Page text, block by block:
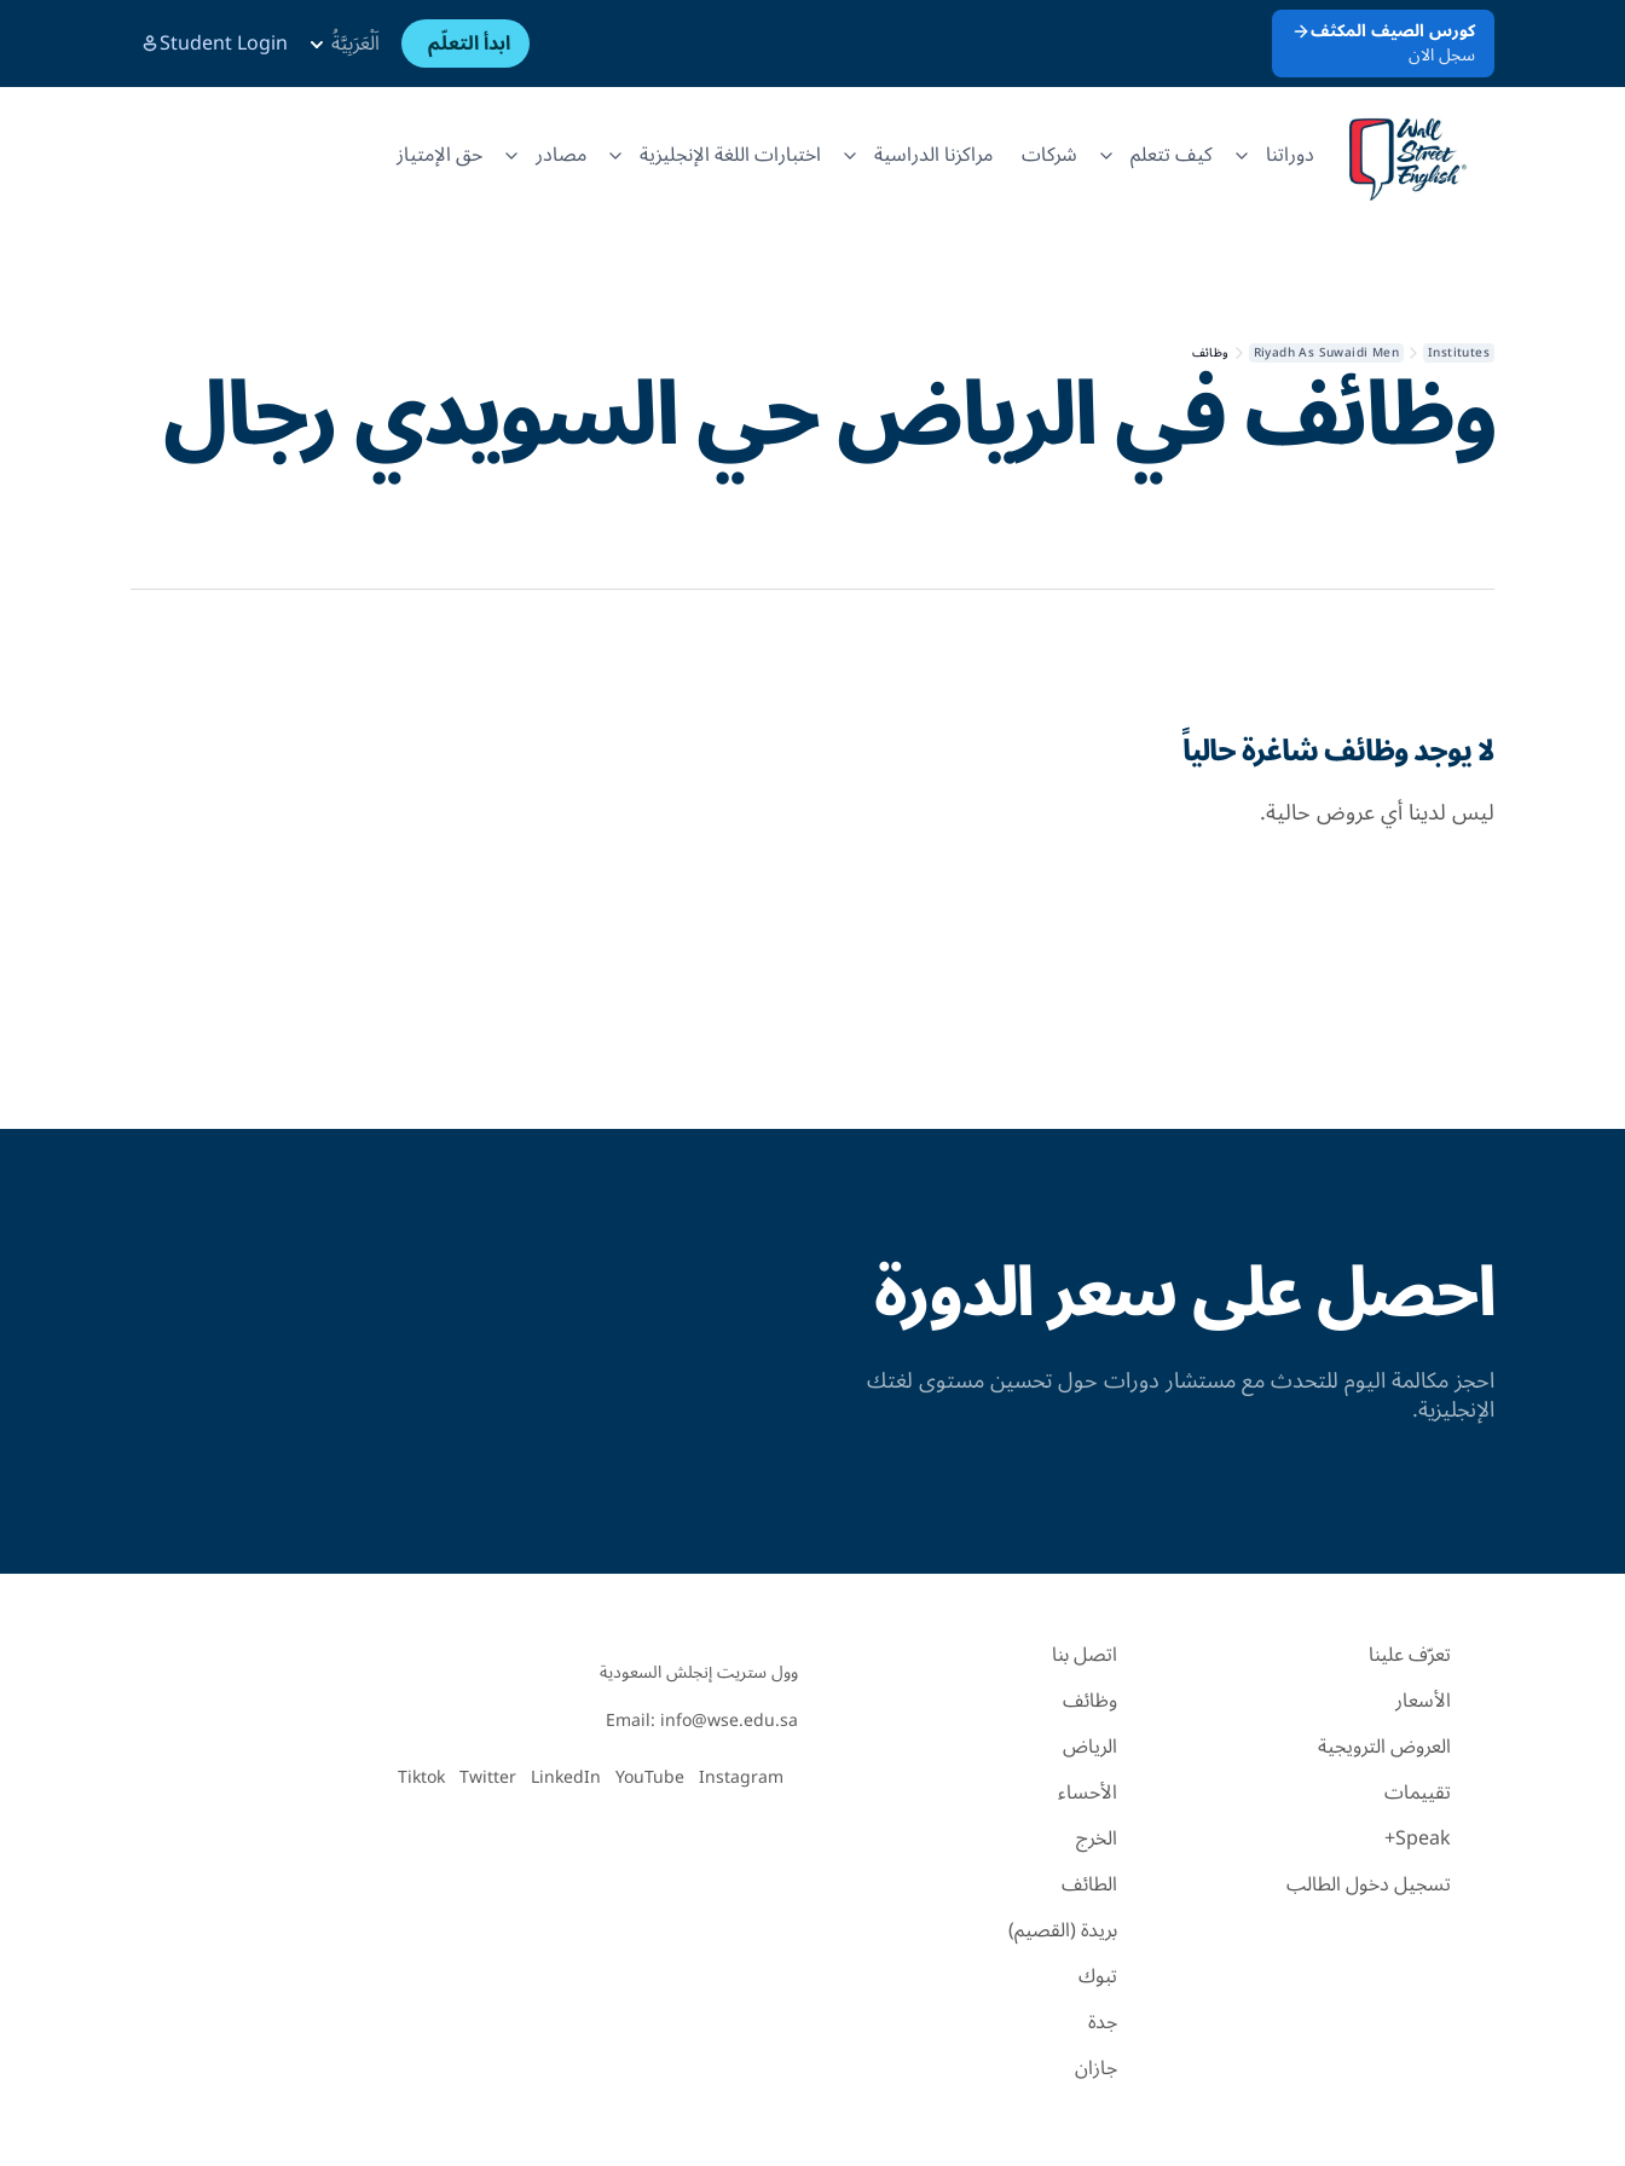
كورس الصيف المكثف
سجل الان ابدأ التعلّم اَلْعَرَبِيَّةُ Student Login
دوراتنا كيف تتعلم شركات مراكزنا الدراسية اختبارات اللغة الإنجليزية مصادر حق الإمتياز
Institutes
Riyadh As Suwaidi Men وظائف
وظائف فيالرياض حي السويدي رجال
لا يوجد وظائف شاغرة حالياً
ليس لدينا أي عروض حالية.
احصل على سعر الدورة
احجز مكالمة اليوم للتحدث مع مستشار دورات حول تحسين مستوى لغتك
الإنجليزية.
تعرّف علينا
الأسعار
العروض الترويجية
تقييمات
Speak+
تسجيل دخول الطالب
اتصل بنا
وظائف
الرياض
الأحساء
الخرج
الطائف
بريدة (القصيم)
تبوك
جدة
جازان
Email: info@wse.edu.sa
Instagram
YouTube
LinkedIn
Twitter
Tiktok